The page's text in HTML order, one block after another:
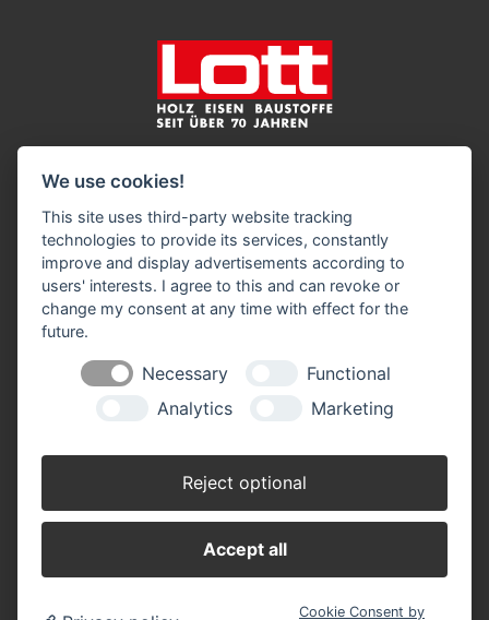
Cookie-Einstellungen ändern
Harry Lott Baustoffe GmbH
Holz Eisen Baustoffe
Volksdorfer Weg 194
22393 Hamburg
Telefax: 0 40 / 60 17 60 0
Samstag 8.00 - 12.00 Uhr (März - November)
We use cookies!
This site uses third-party website tracking
technologies to provide its services, constantly
improve and display advertisements according to
users' interests. I agree to this and can revoke or
change my consent at any time with effect for the
future.
Necessary
Functional
Analytics
Marketing
Reject optional
Accept all
Cookie Consent by